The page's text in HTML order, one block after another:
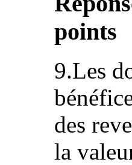
points
9.Les
des
la